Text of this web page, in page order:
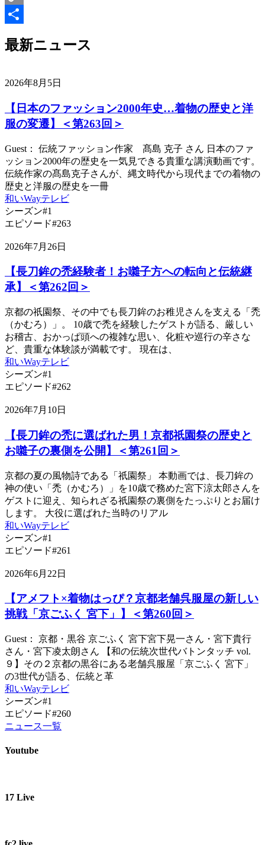
最新ニュース
2026年8月5日
【日本のファッション2000年史…着物の歴史と洋
服の変遷】＜第263回＞
Guest： 伝統ファッション作家 髙島 克子 さん 日本のファ
ッション2000年の歴史を一気見できる貴重な講演動画です。
伝統作家の髙島克子さんが、縄文時代から現代までの着物の
歴史と洋服の歴史を一冊
和いWayテレビ
シーズン#1
エピソード#263
2026年7月26日
【長刀鉾の禿経験者！お囃子方への転向と伝統継
承】＜第262回＞
京都の祇園祭、その中でも長刀鉾のお稚児さんを支える「禿
（かむろ）」。 10歳で禿を経験したゲストが語る、厳しい
お稽古、おかっぱ頭への複雑な思い、化粧や巡行の辛さな
ど、貴重な体験談が満載です。 現在は、
和いWayテレビ
シーズン#1
エピソード#262
2026年7月10日
【長刀鉾の禿に選ばれた男！京都祇園祭の歴史と
お囃子の裏側を公開】＜第261回＞
京都の夏の風物詩である「祇園祭」 本動画では、長刀鉾の
神の使い「禿（かむろ）」を10歳で務めた宮下涼太郎さんを
ゲストに迎え、知られざる祇園祭の裏側をたっぷりとお届け
します。 大役に選ばれた当時のリアル
和いWayテレビ
シーズン#1
エピソード#261
2026年6月22日
【アメフト×着物はっぴ？京都老舗呉服屋の新しい
挑戦「京ごふく 宮下」】＜第260回＞
Guest： 京都・黒谷 京ごふく 宮下宮下晃一さん・宮下貴行
さん・宮下凌太朗さん 【和の伝統次世代バトンタッチ vol.
９】その２京都の黒谷にある老舗呉服屋「京ごふく 宮下」
の3世代が語る、伝統と革
和いWayテレビ
シーズン#1
エピソード#260
ニュース一覧
Youtube
17 Live